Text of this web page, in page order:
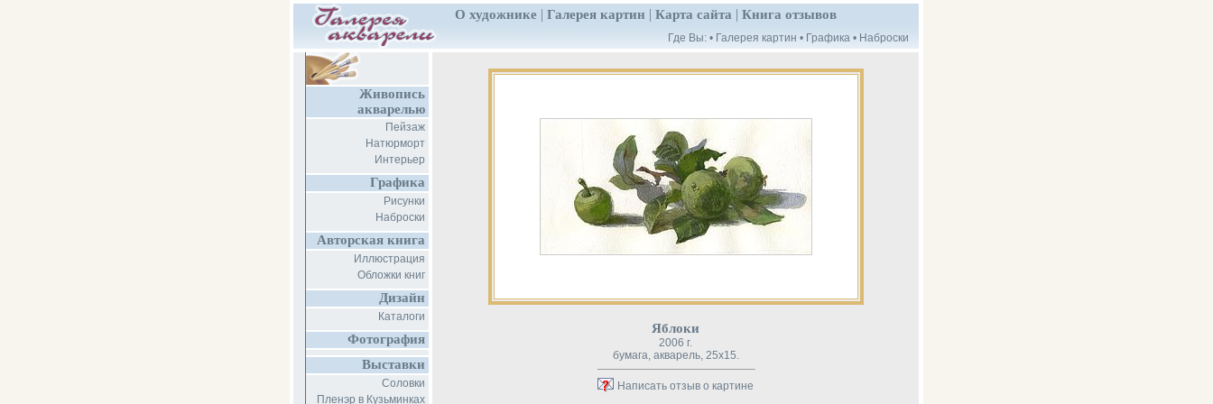
О художнике | Галерея картин | Карта сайта | Книга отзывов
Где Вы: • Галерея картин • Графика • Наброски
Живопись
акварелью
Пейзаж
Натюрморт
Интерьер
Графика
Рисунки
Наброски
Авторская книга
Иллюстрация
Обложки книг
Дизайн
Каталоги
Фотография
Выставки
Соловки
Пленэр в Кузьминках
Яблоки
2006 г.
бумага, акварель, 25x15.
Написать отзыв о картине